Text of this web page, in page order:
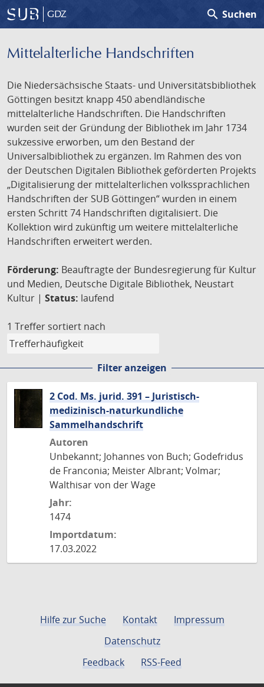
GDZ search Suchen
Mittelalterliche Handschriften
Die Niedersächsische Staats- und Universitätsbibliothek
Göttingen besitzt knapp 450 abendländische
mittelalterliche Handschriften. Die Handschriften
wurden seit der Gründung der Bibliothek im Jahr 1734
sukzessive erworben, um den Bestand der
Universalbibliothek zu ergänzen. Im Rahmen des von
der Deutschen Digitalen Bibliothek geförderten Projekts
„Digitalisierung der mittelalterlichen volkssprachlichen
Handschriften der SUB Göttingen“ wurden in einem
ersten Schritt 74 Handschriften digitalisiert. Die
Kollektion wird zukünftig um weitere mittelalterliche
Handschriften erweitert werden.
Förderung: Beauftragte der Bundesregierung für Kultur
und Medien, Deutsche Digitale Bibliothek, Neustart
Kultur | Status: laufend
1 Treffer sortiert nach
Filter anzeigen
2 Cod. Ms. jurid. 391 – Juristisch-
medizinisch-naturkundliche
Sammelhandschrift
Autoren
Unbekannt; Johannes von Buch; Godefridus
de Franconia; Meister Albrant; Volmar;
Walthisar von der Wage
Jahr:
1474
Importdatum:
17.03.2022
Hilfe zur Suche Kontakt
Impressum
Datenschutz
Feedback
RSS-Feed